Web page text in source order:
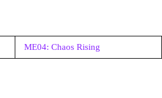
ME04: Chaos Rising